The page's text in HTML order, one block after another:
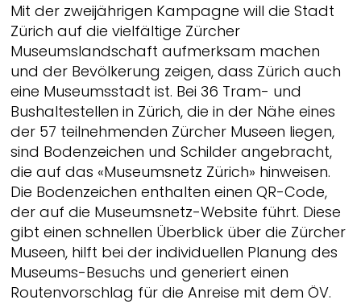
Mit der zweijährigen Kampagne will die Stadt
Zürich auf die vielfältige Zürcher
Museumslandschaft aufmerksam machen
und der Bevölkerung zeigen, dass Zürich auch
eine Museumsstadt ist. Bei 36 Tram- und
Bushaltestellen in Zürich, die in der Nähe eines
der 57 teilnehmenden Zürcher Museen liegen,
sind Bodenzeichen und Schilder angebracht,
die auf das «Museumsnetz Zürich» hinweisen.
Die Bodenzeichen enthalten einen QR-Code,
der auf die Museumsnetz-Website führt. Diese
gibt einen schnellen Überblick über die Zürcher
Museen, hilft bei der individuellen Planung des
Museums-Besuchs und generiert einen
Routenvorschlag für die Anreise mit dem ÖV.